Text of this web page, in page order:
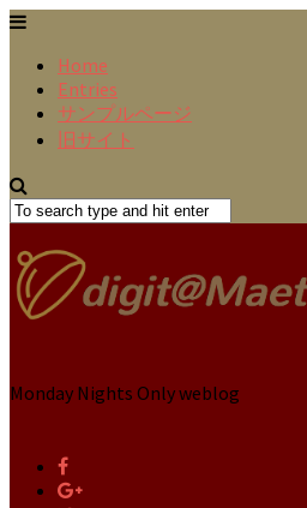
Home
Entries
サンプルページ
旧サイト
Monday Nights Only weblog